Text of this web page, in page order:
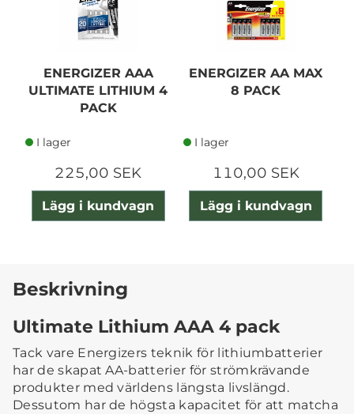
ENERGIZER AAA
ULTIMATE LITHIUM 4
PACK
I lager
225,00 SEK
Lägg i kundvagn
ENERGIZER AA MAX
8 PACK
I lager
110,00 SEK
Lägg i kundvagn
Beskrivning
Ultimate Lithium AAA 4 pack
Tack vare Energizers teknik för lithiumbatterier
har de skapat AA-batterier för strömkrävande
produkter med världens längsta livslängd.
Dessutom har de högsta kapacitet för att matcha